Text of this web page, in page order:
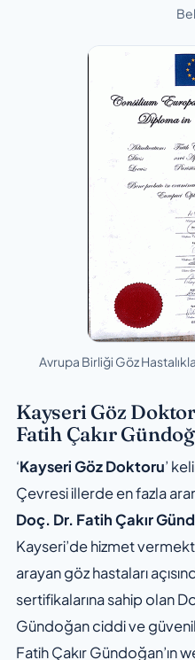
Avrupa Birliği Göz
Kayseri Göz
Fatih Çakır
‘Kayseri Göz Doktoru’
Çevresi illerde en fazla
Doç. Dr. Fatih Çakır
Kayseri’de hizmet
arayan göz hastaları
sertifikalarına sahip olan
Gündoğan ciddi ve
Fatih Çakır Gündoğan’ın